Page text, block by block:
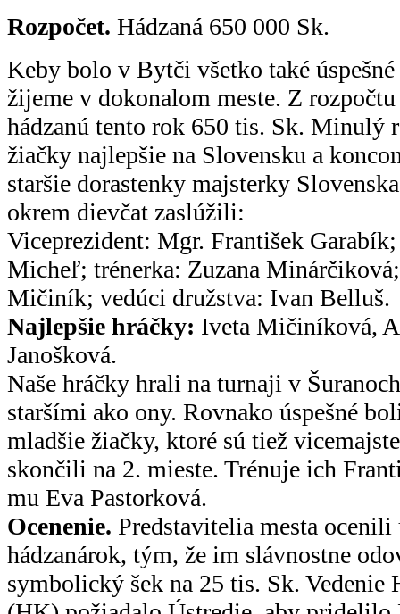
Rozpočet. Hádzaná 650 000 Sk.
Keby bolo v Bytči všetko také úspešné
žijeme v dokonalom meste. Z
hádzanú tento rok 650 tis. Sk. Minulý
žiačky najlepšie na Slovensku a
staršie dorastenky majsterky
okrem dievčat zaslúžili:
Viceprezident: Mgr. František
Micheľ; trénerka: Zuzana
Mičiník; vedúci družstva: Ivan Belluš.
Najlepšie hráčky: Iveta Mičiníková,
Janošková.
Naše hráčky hrali na turnaji v
staršími ako ony. Rovnako úspešné
mladšie žiačky, ktoré sú tiež
skončili na 2. mieste. Trénuje ich
mu Eva Pastorková.
Ocenenie. Predstavitelia mesta ocenili
hádzanárok, tým, že im slávnostne
symbolický šek na 25 tis. Sk. Vedenie